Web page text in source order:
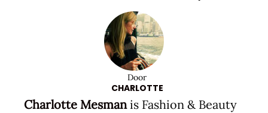
Door
CHARLOTTE
Charlotte Mesmanis Fashion & Beauty